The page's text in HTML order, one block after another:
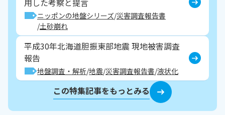
ニッポンの地盤シリーズ 災害調査報告書
土砂崩れ
平成30年北海道胆振東部地震 現地被害調査
報告
地盤調査・解析 地震 災害調査報告書 液状化
この特集記事をもっとみる